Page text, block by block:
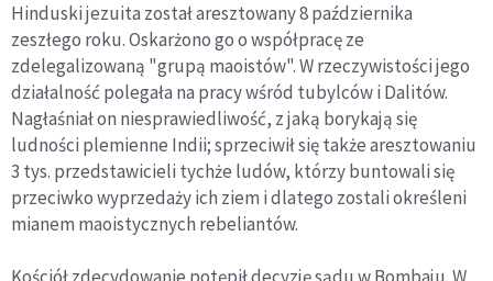
Hinduski jezuita został aresztowany 8 października
zeszłego roku. Oskarżono go o współpracę ze
zdelegalizowaną "grupą maoistów". W rzeczywistości jego
działalność polegała na pracy wśród tubylców i Dalitów.
Nagłaśniał on niesprawiedliwość, z jaką borykają się
ludności plemienne Indii; sprzeciwił się także aresztowaniu
3 tys. przedstawicieli tychże ludów, którzy buntowali się
przeciwko wyprzedaży ich ziem i dlatego zostali określeni
mianem maoistycznych rebeliantów.